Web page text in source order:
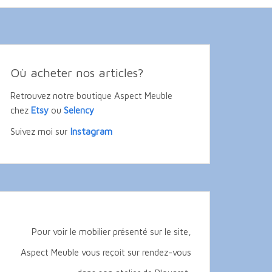
Où acheter nos articles?
Retrouvez notre boutique Aspect Meuble
chez Etsy ou Selency
Suivez moi sur Instagram
Pour voir le mobilier présenté sur le site,
Aspect Meuble vous reçoit sur rendez-vous